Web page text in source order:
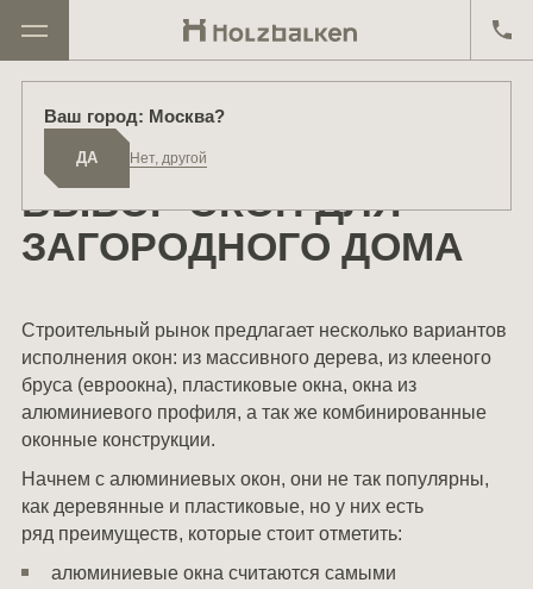
Москва
Киров
Екатеринбург
Другой
Проекты
Дома в продаже
Реализованные проекты
Производство
Партнёрам
Схема работы
Отзывы
Материалы и технологии
Мероприятия
12 июня 2024
ВЫБОР ОКОН ДЛЯ
ЗАГОРОДНОГО ДОМА
Строительный рынок предлагает несколько вариантов
исполнения окон: из массивного дерева, из клееного
бруса (евроокна), пластиковые окна, окна из
алюминиевого профиля, а так же комбинированные
оконные конструкции.
Начнем с алюминиевых окон, они не так популярны,
как деревянные и пластиковые, но у них есть
ряд преимуществ, которые стоит отметить:
алюминиевые окна считаются самыми
Ваш город: Москва?
ДА
ДА
Нет, другой